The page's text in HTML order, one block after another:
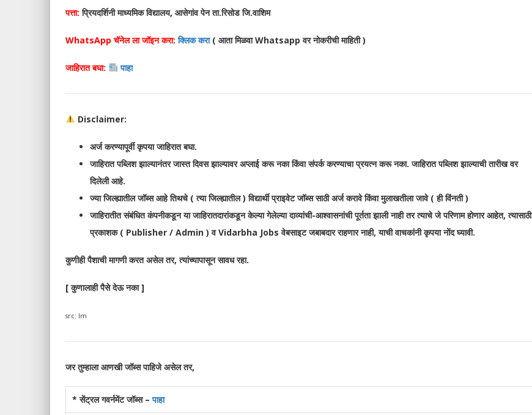
पत्ता: प्रियदर्शिनी माध्यमिक विद्यालय, आसेगांव पेन ता.रिसोड जि.वाशिम
WhatsApp चॅनेल ला जॉइन करा: क्लिक करा ( आता मिळवा Whatsapp वर नोकरीची माहिती )
जाहिरात बघा: पाहा
Disclaimer:
अर्ज करण्यापूर्वी कृपया जाहिरात बघा.
जाहिरात पब्लिश झाल्यानंतर जास्त दिवस झाल्यावर अप्लाई करू नका किंवा संपर्क करण्याचा प्रयत्न करू नका. जाहिरात पब्लिश झाल्याची तारीख वर
दिलेली आहे.
ज्या जिल्ह्यातील जॉब्स आहे तिथचे ( त्या जिल्ह्यातील ) विद्यार्थी प्राइवेट जॉब्स साठी अर्ज करावे किंवा मुलाखतीला जावे ( ही विंनती )
जाहिरातीत संबंधित कंपनीकडून या जाहिरातदारांकडून केल्या गेलेल्या दाव्यांची-आश्वासनांची पूर्तता झाली नाही तर त्याचे जे परिणाम होणार आहेत, त्यासाठी
प्रकाशक ( Publisher / Admin ) व Vidarbha Jobs वेबसाइट जबाबदार राहणार नाही, याची वाचकांनी कृपया नोंद घ्यावी.
कुणीही पैशाची मागणी करत असेल तर, त्यांच्यापासून सावध रहा.
[ कुणालाही पैसे देऊ नका ]
src: lm
जर तुम्हाला आणखी जॉब्स पाहिजे असेल तर,
* सेंट्रल गवर्नमेंट जॉब्स –पाहा